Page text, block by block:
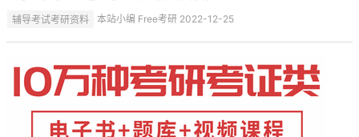
辅导考试考研资料 本站小编 Free考研 2022-12-25